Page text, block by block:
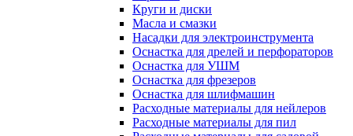
Круги и диски
Масла и смазки
Насадки для электроинструмента
Оснастка для дрелей и перфораторов
Оснастка для УШМ
Оснастка для фрезеров
Оснастка для шлифмашин
Расходные материалы для нейлеров
Расходные материалы для пил